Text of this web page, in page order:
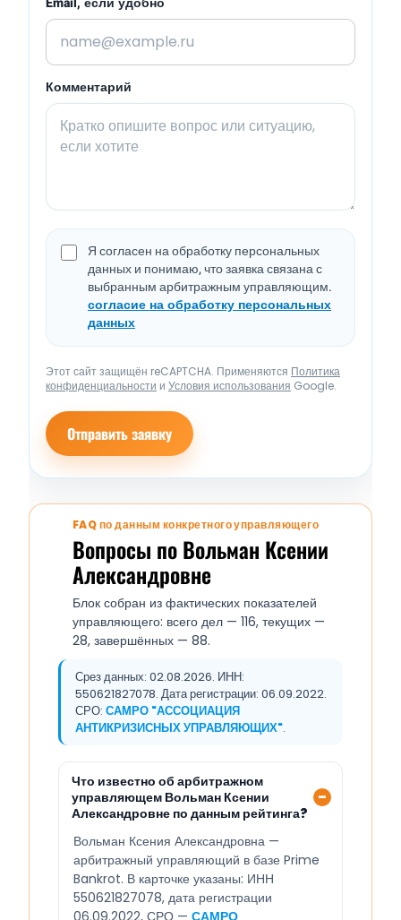
Комментарий
Я согласен на обработку персональных
данных и понимаю, что заявка связана с
выбранным арбитражным управляющим.
согласие на обработку персональных
данных
Этот сайт защищён reCAPTCHA. Применяются Политика
конфиденциальности и Условия использования Google.
Отправить заявку
FAQ по данным конкретного управляющего
Вопросы по Вольман Ксении
Александровне
Блок собран из фактических показателей
управляющего: всего дел — 116, текущих —
28, завершённых — 88.
Срез данных: 02.08.2026. ИНН:
550621827078. Дата регистрации: 06.09.2022.
СРО: САМРО "АССОЦИАЦИЯ
АНТИКРИЗИСНЫХ УПРАВЛЯЮЩИХ".
Что известно об арбитражном
управляющем Вольман Ксении
Александровне по данным рейтинга?
Вольман Ксения Александровна —
арбитражный управляющий в базе Prime
Bankrot. В карточке указаны: ИНН
550621827078, дата регистрации